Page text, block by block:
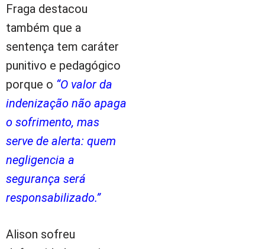
Fraga destacou
também que a
sentença tem caráter
punitivo e pedagógico
porque o “O valor da
indenização não apaga
o sofrimento, mas
serve de alerta: quem
negligencia a
segurança será
responsabilizado.”
Alison sofreu